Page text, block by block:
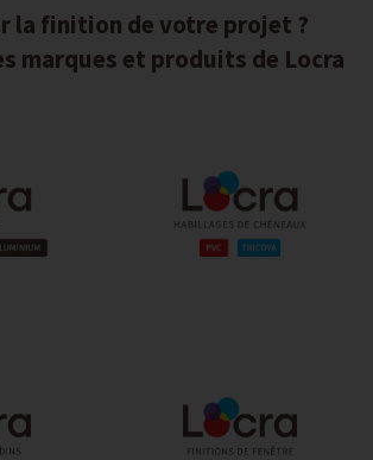
la finition de votre projet ?
marques et produits de Locra